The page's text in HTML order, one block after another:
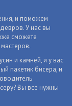
и поможем
У нас вы
сможете
и камней, и у вас
пакетик бисера, и
Вы все нужны